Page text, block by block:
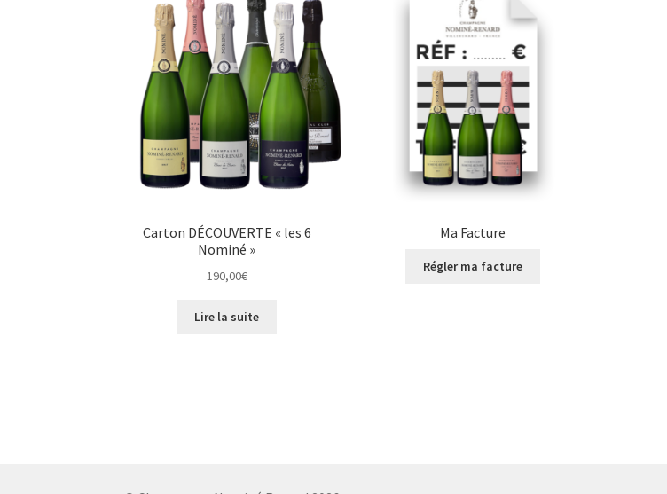
Carton DÉCOUVERTE « les 6
Nominé »
190,00€
Lire la suite
Ma Facture
Régler ma facture